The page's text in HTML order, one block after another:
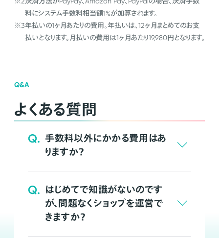
料にシステム手数料相当額1%が加算されます。
※3年払いの1ヶ月あたりの費用。年払いは、12ヶ月まとめてのお支
払いとなります。月払いの費用は1ヶ月あたり19,980円となります。
Q&A
よくある質問
Q. 手数料以外にかかる費用はあ
りますか？
Q. はじめてで知識がないのです
が、問題なくショップを運営で
きますか？